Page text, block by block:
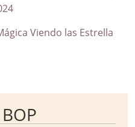
Viendo las Estrellas